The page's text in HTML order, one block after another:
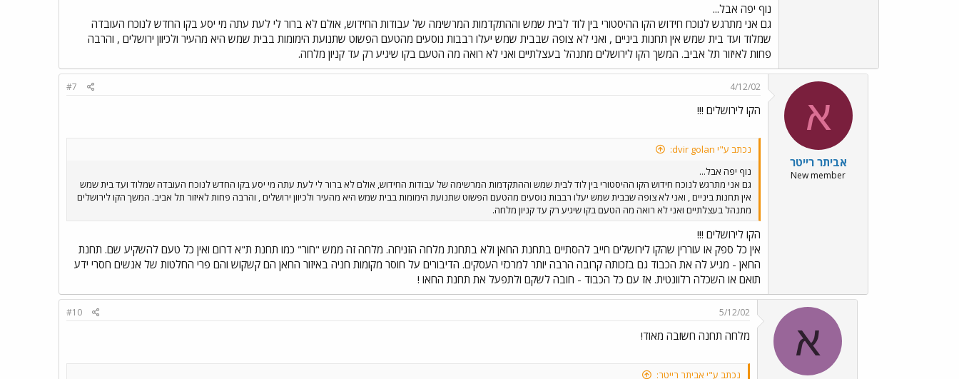
נוף יפה אבל...
גם אני מתרגש לנוכח חידוש הקו ההיסטורי בין לוד לבית שמש וההתקדמות המרשימה של עבודות החידוש, אולם לא ברור לי לעת עתה מי יסע בקו החדש לנוכח העובדה
שמלוד ועד בית שמש אין תחנות ביניים , ואני לא צופה שבבית שמש יעלו רבבות נוסעים מהטעם הפשוט שתנועת הימומות בבית שמש היא מהעיר ולכיוון ירושלים , והרבה
פחות לאיזור תל אביב. המשך הקו לירושלים מתנהל בעצלתיים ואני לא רואה מה הטעם בקו שיגיע רק עד קניון מלחה.
א
אביתר רייטר
New member
4/12/02
#7
הקו לירושלים !!!
נכתב ע"י dvir golan:
נוף יפה אבל...
גם אני מתרגש לנוכח חידוש הקו ההיסטורי בין לוד לבית שמש וההתקדמות המרשימה של עבודות החידוש, אולם לא ברור לי לעת עתה מי יסע בקו החדש לנוכח העובדה שמלוד ועד בית שמש
אין תחנות ביניים , ואני לא צופה שבבית שמש יעלו רבבות נוסעים מהטעם הפשוט שתנועת הימומות בבית שמש היא מהעיר ולכיוון ירושלים , והרבה פחות לאיזור תל אביב. המשך הקו לירושלים
מתנהל בעצלתיים ואני לא רואה מה הטעם בקו שיגיע רק עד קניון מלחה.
הקו לירושלים !!!
אין כל ספק או עוררין שהקו לירושלים חייב להסתיים בתחנת החאן ולא בתחנת מלחה הזניחה. מלחה זה ממש "חור" כמו תחנת ת"א דרום ואין כל טעם להשקיע שם. תחנת
החאן - מגיע לה את הכבוד גם בזכותה קרובה הרבה יותר למרכזי העסקים. הדיבורים על חוסר מקומות חניה באיזור החאן הם קשקוש והם פרי החלטות של אנשים חסרי ידע
תואם או השכלה רלוונטית. אז עם כל הכבוד - חובה לשקם ולתפעל את תחנת החאו !
א
5/12/02
#10
מלחה תחנה חשובה מאוד!
נכתב ע"י אביתר רייטר: